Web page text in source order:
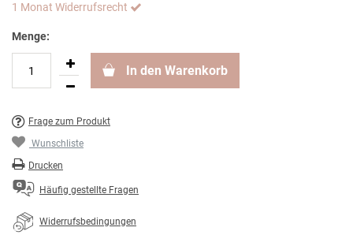
1 Monat Widerrufsrecht
Menge:
In den Warenkorb
Frage zum Produkt
Wunschliste
Drucken
Häufig gestellte Fragen
Widerrufsbedingungen